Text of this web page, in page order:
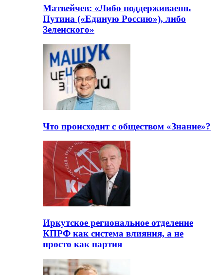
Матвейчев: «Либо поддерживаешь
Путина («Единую Россию»), либо
Зеленского»
Что происходит с обществом «Знание»?
Иркутское региональное отделение
КПРФ как система влияния, а не
просто как партия